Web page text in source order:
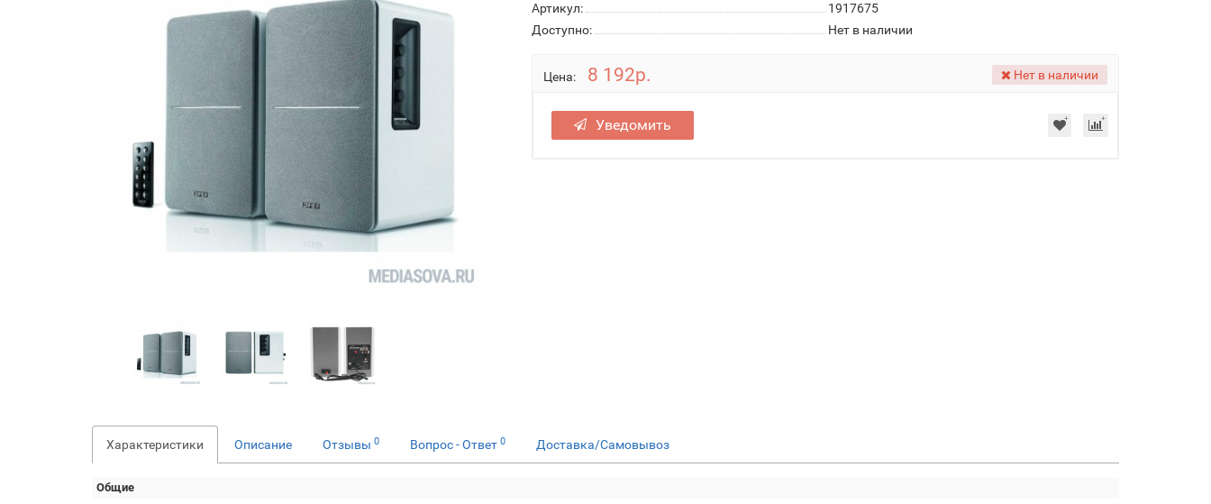
Артикул:
1917675
Доступно:
Нет в наличии
Цена: 8 192р. Нет в наличии
Уведомить
Характеристики Описание Отзывы 0 Вопрос - Ответ 0 Доставка/Самовывоз
Общие